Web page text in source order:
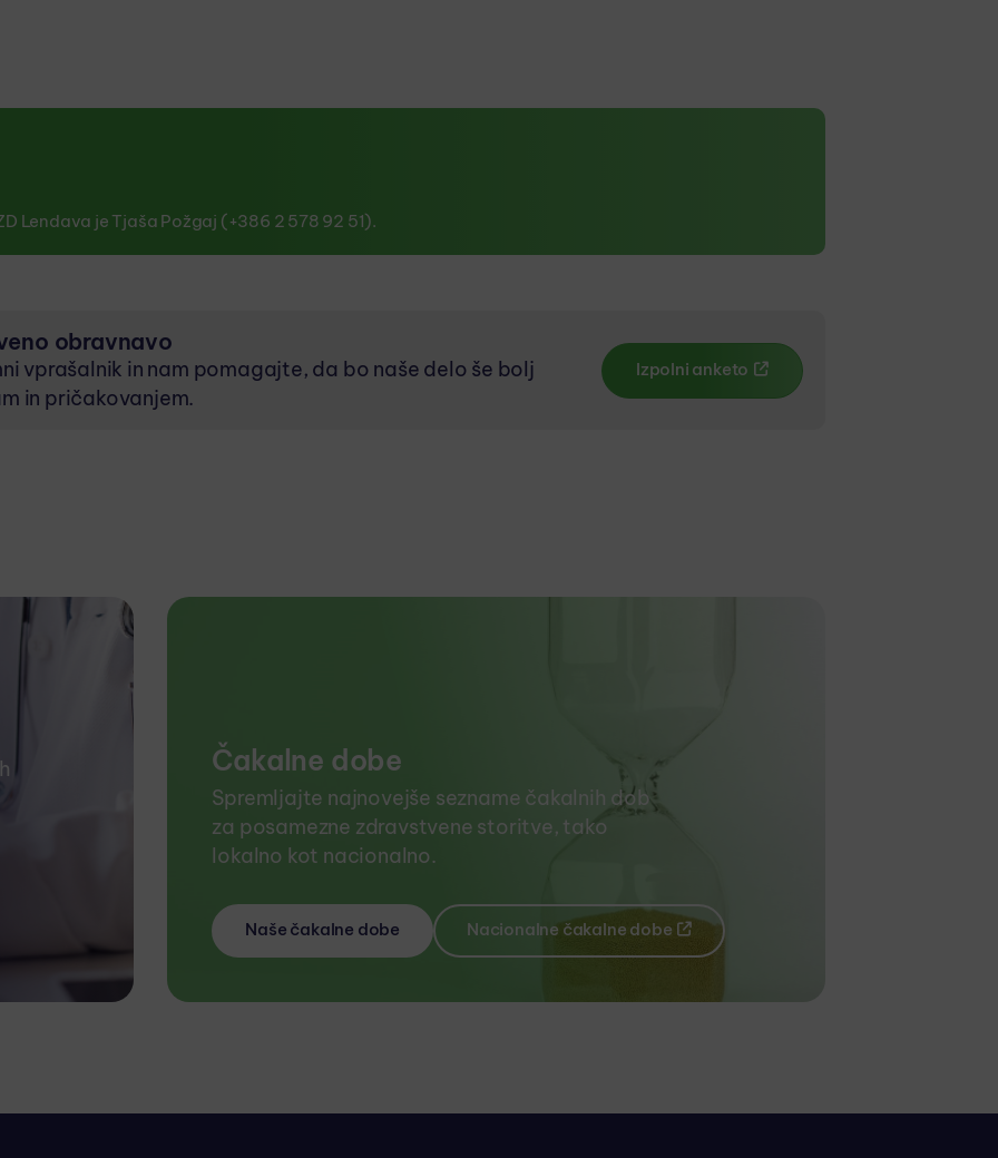
Lendava je Tjaša Požgaj (+386 2 578 92 51).
obravnavo
vprašalnik in nam pomagajte, da bo naše delo še bolj
in pričakovanjem.
Izpolni anketo
Čakalne dobe
Spremljajte najnovejše sezname čakalnih dob
za posamezne zdravstvene storitve, tako
lokalno kot nacionalno.
Naše čakalne dobe Nacionalne čakalne dobe